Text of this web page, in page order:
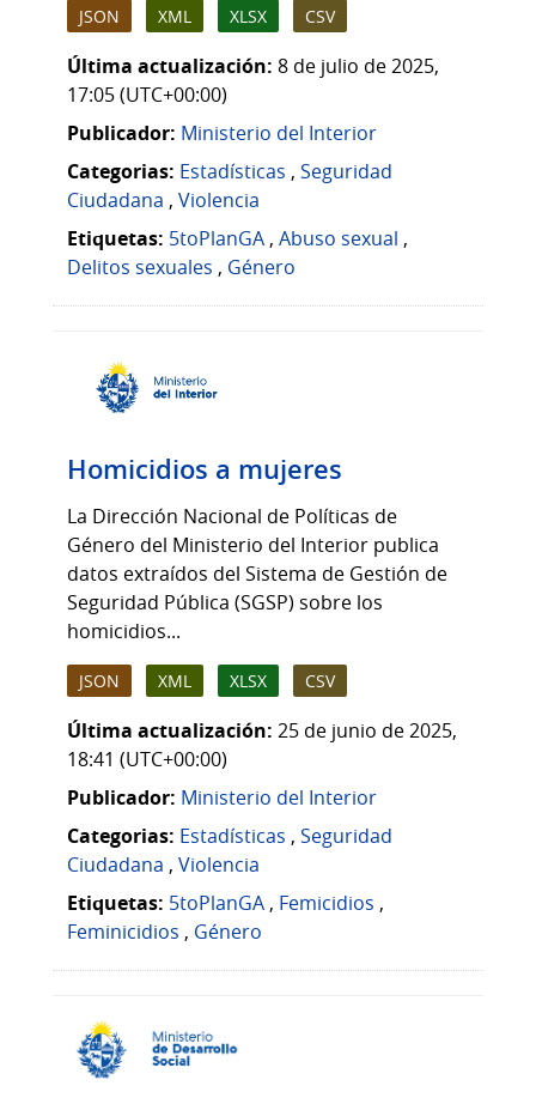
JSON XML XLSX CSV
Última actualización: 8 de julio de 2025,
17:05 (UTC+00:00)
Publicador: Ministerio del Interior
Categorias: Estadísticas , Seguridad
Ciudadana , Violencia
Etiquetas: 5toPlanGA , Abuso sexual ,
Delitos sexuales , Género
Homicidios a mujeres
La Dirección Nacional de Políticas de
Género del Ministerio del Interior publica
datos extraídos del Sistema de Gestión de
Seguridad Pública (SGSP) sobre los
homicidios...
JSON XML XLSX CSV
Última actualización: 25 de junio de 2025,
18:41 (UTC+00:00)
Publicador: Ministerio del Interior
Categorias: Estadísticas , Seguridad
Ciudadana , Violencia
Etiquetas: 5toPlanGA , Femicidios ,
Feminicidios , Género